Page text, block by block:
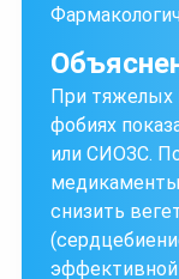
При тяжелых
фобиях
или СИОЗС.
снизить
эффективной